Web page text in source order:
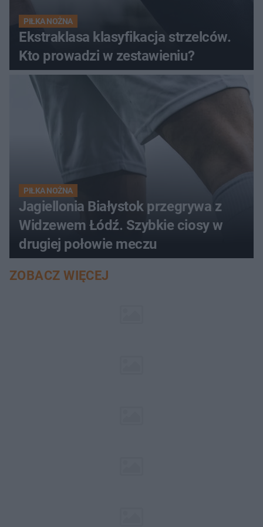
PIŁKA NOŻNA
Ekstraklasa klasyfikacja strzelców.
Kto prowadzi w zestawieniu?
PIŁKA NOŻNA
Jagiellonia Białystok przegrywa z
Widzewem Łódź. Szybkie ciosy w
drugiej połowie meczu
ZOBACZ WIĘCEJ